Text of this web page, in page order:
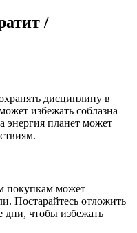
/
дисциплину в
избежать соблазна
энергия планет может
покупкам может
Постарайтесь отложить
дни, чтобы избежать